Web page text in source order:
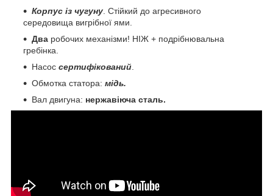
Корпус із чугуну . Стійкий до агресивного
середовища вигрібної ями.
Два робочих механізми! НІЖ + подрібнювальна
гребінка.
Насос сертифікований
Обмотка статора: мідь.
Вал двигуна: нержавіюча сталь.